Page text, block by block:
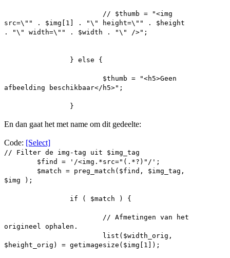
// $thumb = "<img
src=\"" . $img[1] . "\" height=\"" . $height
. "\" width=\"" . $width . "\" />";
} else {
$thumb = "<h5>Geen
afbeelding beschikbaar</h5>";
}
En dan gaat het met name om dit gedeelte:
Code: [Select]
// Filter de img-tag uit $img_tag
$find = '/<img.*src="(.*?)"/';
$match = preg_match($find, $img_tag,
$img );
if ( $match ) {
// Afmetingen van het
origineel ophalen.
list($width_orig,
$height_orig) = getimagesize($img[1]);